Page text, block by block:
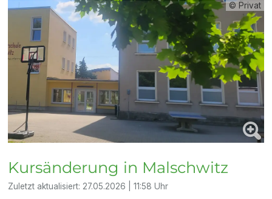
© Privat
Kursänderung in Malschwitz
Zuletzt aktualisiert: 27.05.2026 | 11:58 Uhr